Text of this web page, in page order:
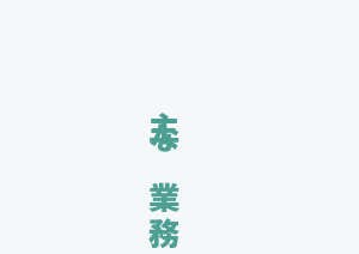
主な業務